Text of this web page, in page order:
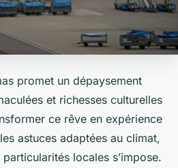
promet un dépaysement
et richesses culturelles
ce rêve en expérience
astuces adaptées au climat,
locales s’impose.